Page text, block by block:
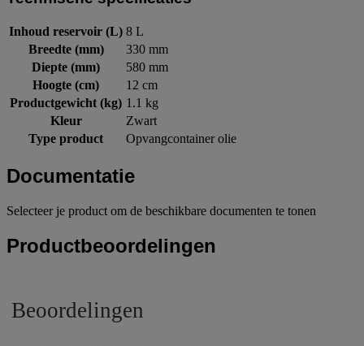
Inhoud reservoir (L) 8 L
Breedte (mm)
330 mm
Diepte (mm)
580 mm
Hoogte (cm)
12 cm
Productgewicht (kg) 1.1 kg
Kleur
Zwart
Type product
Opvangcontainer olie
Documentatie
Selecteer je product om de beschikbare documenten te tonen
Productbeoordelingen